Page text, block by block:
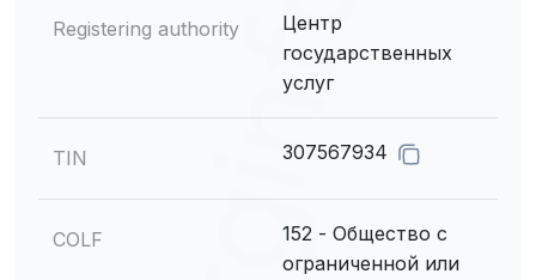
Registering authority
Центр
государственных
услуг
TIN 307567934
COLF
152 - Общество с
ограниченной или